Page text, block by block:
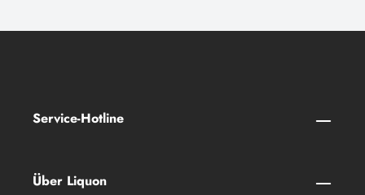
Service-Hotline
Über Liquon